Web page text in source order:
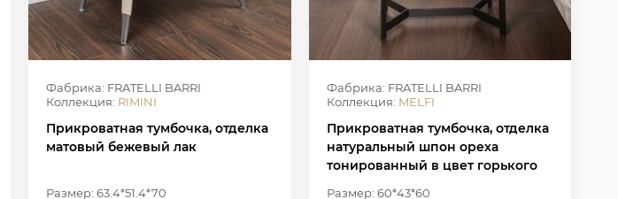
Фабрика: FRATELLI BARRI
Коллекция: RIMINI
Прикроватная тумбочка, отделка
матовый бежевый лак
Размер: 63.4*51.4*70
Фабрика: FRATELLI BARRI
Коллекция: MELFI
Прикроватная тумбочка, отделка
натуральный шпон ореха
тонированный в цвет горького
Размер: 60*43*60